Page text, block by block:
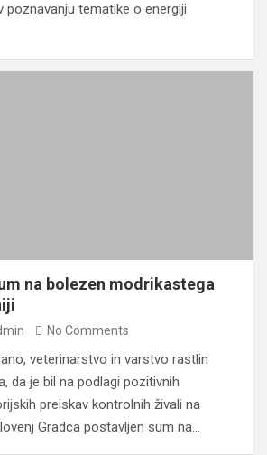
poznavanju tematike o energiji
na bolezen modrikastega
No Comments
veterinarstvo in varstvo rastlin
da je bil na podlagi pozitivnih
preiskav kontrolnih živali na
Gradca postavljen sum na…